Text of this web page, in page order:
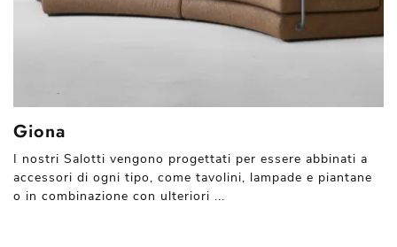
Giona
I nostri Salotti vengono progettati per essere abbinati a
accessori di ogni tipo, come tavolini, lampade e piantane
o in combinazione con ulteriori ...